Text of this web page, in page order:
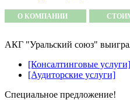
О КОМПАНИИ
АКГ "Уральский союз"
[Консалтинговые услуги]
[Аудиторские услуги]
Специальное предложение!